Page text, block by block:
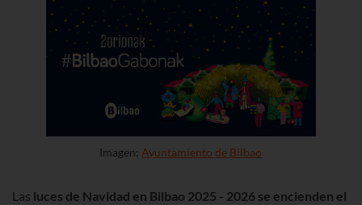
Imagen: Ayuntamiento de Bilbao
Las luces de Navidad en Bilbao 2025 - 2026 se encienden el